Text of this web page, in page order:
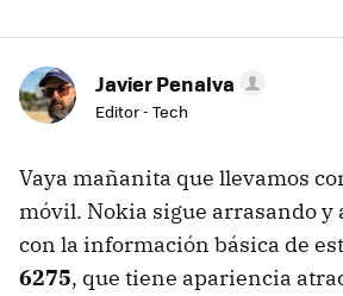
Javier Penalva
Editor - Tech
Vaya mañanita que llevamos
móvil. Nokia sigue arrasando y
con la información básica de
6275, que tiene apariencia